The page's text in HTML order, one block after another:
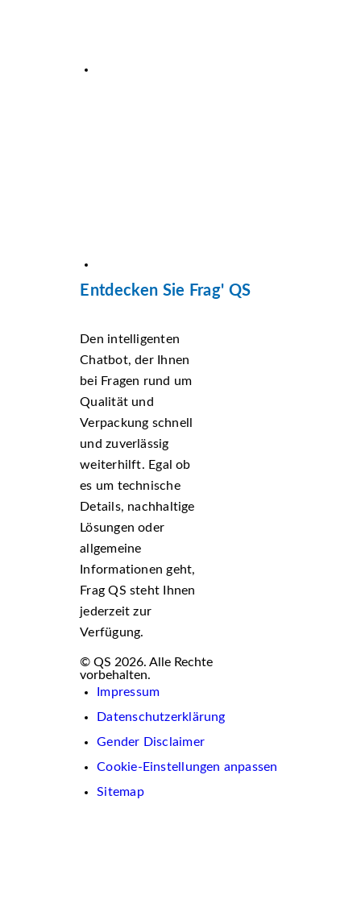
Entdecken Sie Frag' QS
Den intelligenten
Chatbot, der Ihnen
bei Fragen rund um
Qualität und
Verpackung schnell
und zuverlässig
weiterhilft. Egal ob
es um technische
Details, nachhaltige
Lösungen oder
allgemeine
Informationen geht,
Frag QS steht Ihnen
jederzeit zur
Verfügung.
© QS 2026. Alle Rechte
vorbehalten.
Impressum
Datenschutzerklärung
Gender Disclaimer
Cookie-Einstellungen anpassen
Sitemap